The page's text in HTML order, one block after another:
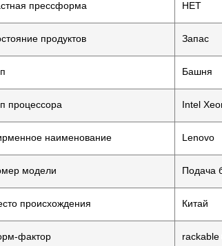
прессформа НЕТ
продуктов Запас
Башня
процессора Intel
наименование Lenovo
модели Подача
происхождения Китай
фактор